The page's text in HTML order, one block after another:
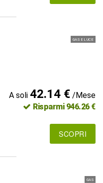
GAS E LUCE
A soli 42.14 €/Mese
Risparmi 946.26 €
SCOPRI
GAS